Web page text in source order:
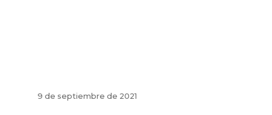
9 de septiembre de 2021